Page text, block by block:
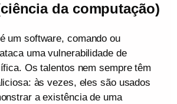
da computação)
um software, comando ou
uma vulnerabilidade de
Os talentos nem sempre têm
às vezes, eles são usados
a existência de uma